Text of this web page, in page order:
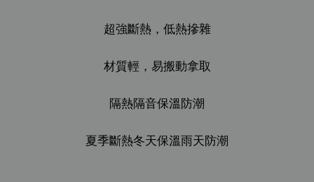
超強斷熱，低熱摻雜
材質輕，易搬動拿取
隔熱隔音保溫防潮
夏季斷熱冬天保溫雨天防潮